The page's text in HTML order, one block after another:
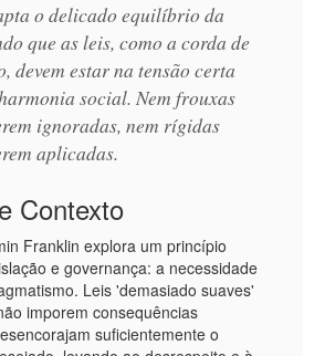
o delicado equilíbrio da
que as leis, como a corda de
devem estar na tensão certa
social. Nem frouxas
ignoradas, nem rígidas
aplicadas.
Contexto
Franklin explora um princípio
e governança: a necessidade
Leis 'demasiado suaves'
imporem consequências
suficientemente o